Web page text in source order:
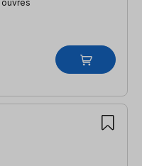
ouvrés